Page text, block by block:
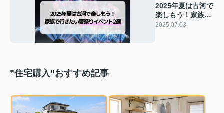
2025年夏は古河で
楽しもう！家族で
行きたい夏祭りイ
2025.07.03
”住宅購入”おすすめ記事